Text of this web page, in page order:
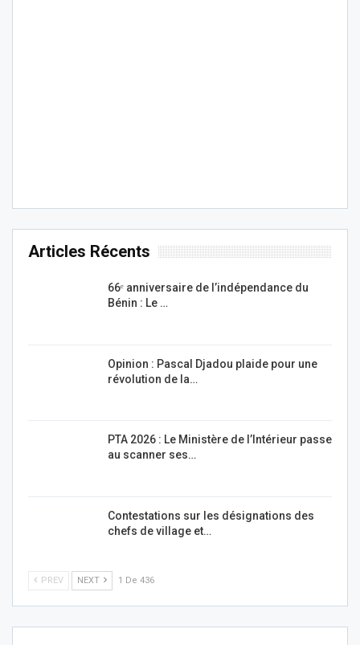
Articles Récents
66ᵉ anniversaire de l’indépendance du
Bénin : Le …
Opinion : Pascal Djadou plaide pour une
révolution de la…
PTA 2026 : Le Ministère de l’Intérieur passe
au scanner ses…
Contestations sur les désignations des
chefs de village et…
PREV NEXT 1 De 436